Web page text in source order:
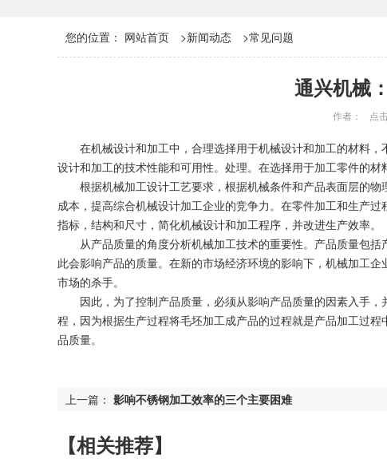
您的位置： 网站首页 >新闻动态 >常见问题
通兴机械
作者： 点
在机械设计和加工中，合理选择用于机械设计和加工的材料
设计和加工的技术性能和可用性。处理。在选择用于加工零件的材
根据机械加工设计工艺要求，根据机械条件和产品表面层的
成本，提高综合机械设计加工企业的竞争力。在零件加工和生产
指标，结构和尺寸，简化机械设计和加工程序，并改进生产效率。
从产品质量的角度分析机械加工技术的重要性。产品质量包
此会影响产品的质量。在新的市场经济环境的影响下，机械加工
市场的杀手。
因此，为了控制产品质量，必须从影响产品质量的因素入手
程，因为根据生产过程将毛坯加工成产品的过程就是产品加工过
品质量。
上一篇： 影响不锈钢加工效率的三个主要困难
【相关推荐】